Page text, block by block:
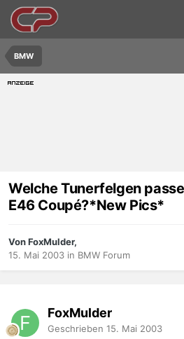
BMW
Welche Tunerfelgen
E46 Coupé?*New Pics*
Von FoxMulder,
15. Mai 2003 in BMW Forum
FoxMulder
Geschrieben 15. Mai 2003